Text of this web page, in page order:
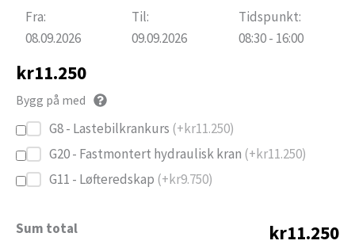
Fra:
08.09.2026
Til:
09.09.2026
Tidspunkt:
08:30 - 16:00
kr11.250
Bygg på med
G8 - Lastebilkrankurs (+kr11.250)
G20 - Fastmontert hydraulisk kran (+kr11.250)
G11 - Løfteredskap (+kr9.750)
Sum total kr11.250